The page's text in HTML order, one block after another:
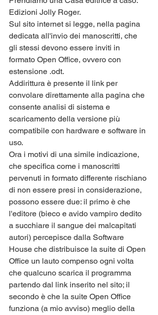
Edizioni Jolly Roger.
Sul sito internet si legge, nella pagina
dedicata all'invio dei manoscritti, che
gli stessi devono essere inviti in
formato Open Office, ovvero con
estensione .odt.
Addirittura è presente il link per
convolare direttamente alla pagina che
consente analisi di sistema e
scaricamento della versione più
compatibile con hardware e software in
uso.
Ora i motivi di una simile indicazione,
che specifica come i manoscritti
pervenuti in formato differente rischiano
di non essere presi in considerazione,
possono essere due: il primo è che
l'editore (bieco e avido vampiro dedito
a succhiare il sangue dei malcapitati
autori) percepisce dalla Software
House che distribuisce la suite di Open
Office un lauto compenso ogni volta
che qualcuno scarica il programma
partendo dal link inserito nel sito; il
secondo è che la suite Open Office
funziona (a mio avviso) meglio della